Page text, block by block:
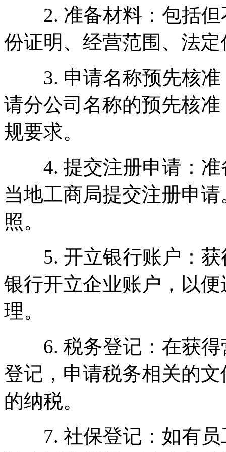
2. 准备材料：包括但
份证明、经营范围、法
3. 申请名称预先核准
请分公司名称的预先核
规要求。
4. 提交注册申请：准
当地工商局提交注册申
照。
5. 开立银行账户：获
银行开立企业账户，以
理。
6. 税务登记：在获得
登记，申请税务相关的
的纳税。
7. 社保登记：如有员